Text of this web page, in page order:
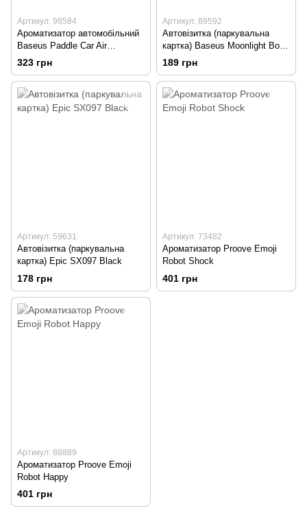
Артикул: 98584
Ароматизатор автомобільний
Baseus Paddle Car Air
Greshnener Black SUXUN-
323 грн
Артикул: 89592
Автовізитка (паркувальна
картка) Baseus Moonlight Box
Temporary Parking Grey
ACNUM-B0G
189 грн
Артикул: 59631
Автовізитка (паркувальна
картка) Epic SX097 Black
178 грн
Артикул: 73482
Ароматизатор Proove Emoji
Robot Shock
401 грн
Артикул: 88889
Ароматизатор Proove Emoji
Robot Happy
401 грн